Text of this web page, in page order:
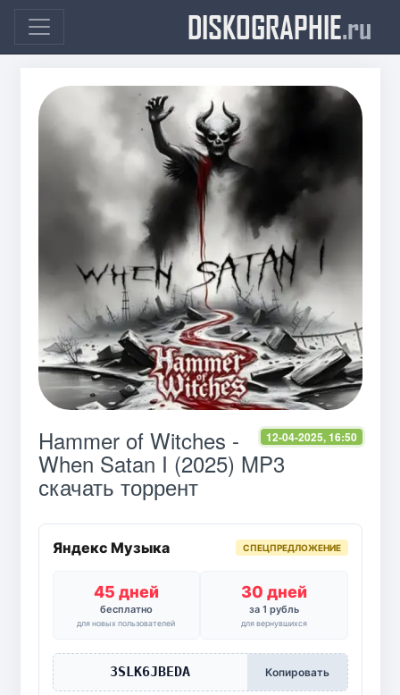
DISKOGRAPHIE.ru
12-04-2025, 16:50
Hammer of Witches -
When Satan I (2025) MP3
скачать торрент
Яндекс Музыка СПЕЦПРЕДЛОЖЕНИЕ
45 дней
бесплатно
для новых пользователей
30 дней
за 1 рубль
для вернувшихся
3SLK6JBEDA Копировать